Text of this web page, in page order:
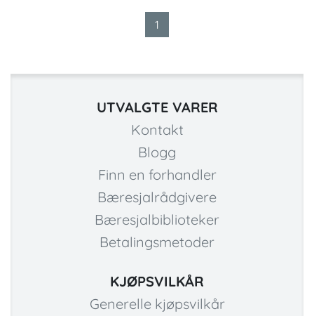
1
UTVALGTE VARER
Kontakt
Blogg
Finn en forhandler
Bæresjalrådgivere
Bæresjalbiblioteker
Betalingsmetoder
KJØPSVILKÅR
Generelle kjøpsvilkår